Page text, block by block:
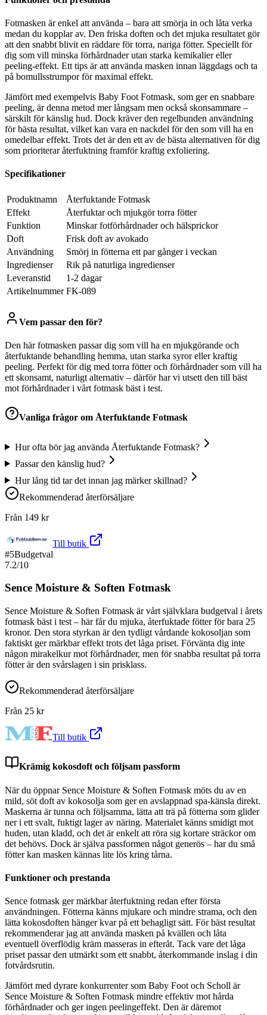
Fotmasken är enkel att använda – bara att smörja in och låta verka
medan du kopplar av. Den friska doften och det mjuka resultatet gör
att den snabbt blivit en räddare för torra, nariga fötter. Speciellt för
dig som vill minska förhårdnader utan starka kemikalier eller
peeling-effekt. Ett tips är att använda masken innan läggdags och ta
på bomullsstrumpor för maximal effekt.
Jämfört med exempelvis Baby Foot Fotmask, som ger en snabbare
peeling, är denna metod mer långsam men också skonsammare –
särskilt för känslig hud. Dock kräver den regelbunden användning
för bästa resultat, vilket kan vara en nackdel för den som vill ha en
omedelbar effekt. Trots det är den ett av de bästa alternativen för dig
som prioriterar återfuktning framför kraftig exfoliering.
Specifikationer
Produktnamn
Återfuktande Fotmask
Effekt
Återfuktar och mjukgör torra fötter
Funktion
Minskar fotförhårdnader och hälsprickor
Doft
Frisk doft av avokado
Användning
Smörj in fötterna ett par gånger i veckan
Ingredienser
Rik på naturliga ingredienser
Leveranstid
1-2 dagar
Artikelnummer FK-089
Vem passar den för?
Den här fotmasken passar dig som vill ha en mjukgörande och
återfuktande behandling hemma, utan starka syror eller kraftig
peeling. Perfekt för dig med torra fötter och förhårdnader som vill ha
ett skonsamt, naturligt alternativ – därför har vi utsett den till bäst
mot förhårdnader i vårt fotmask bäst i test.
Vanliga frågor om Återfuktande Fotmask
Hur ofta bör jag använda Återfuktande Fotmask?
Passar den känslig hud?
Hur lång tid tar det innan jag märker skillnad?
Rekommenderad återförsäljare
Från 149 kr
Till butik
#5Budgetval
7.2/10
Sence Moisture & Soften Fotmask
Sence Moisture & Soften Fotmask är vårt självklara budgetval i årets
fotmask bäst i test – här får du mjuka, återfuktade fötter för bara 25
kronor. Den stora styrkan är den tydligt vårdande kokosoljan som
faktiskt ger märkbar effekt trots det låga priset. Förvänta dig inte
någon mirakelkur mot förhårdnader, men för snabba resultat på torra
fötter är den svårslagen i sin prisklass.
Rekommenderad återförsäljare
Från 25 kr
Till butik
Krämig kokosdoft och följsam passform
När du öppnar Sence Moisture & Soften Fotmask möts du av en
mild, söt doft av kokosolja som ger en avslappnad spa-känsla direkt.
Maskerna är tunna och följsamma, lätta att trä på fötterna som glider
ner i ett svalt, fuktigt lager av näring. Materialet känns smidigt mot
huden, utan kladd, och det är enkelt att röra sig kortare sträckor om
det behövs. Dock är själva passformen något generös – har du små
fötter kan masken kännas lite lös kring tårna.
Funktioner och prestanda
Sence fotmask ger märkbar återfuktning redan efter första
användningen. Fötterna känns mjukare och mindre strama, och den
lätta kokosdoften hänger kvar på ett behagligt sätt. För bäst resultat
rekommenderar jag att använda masken på kvällen och låta
eventuell överflödig kräm masseras in efteråt. Tack vare det låga
priset passar den utmärkt som ett snabbt, återkommande inslag i din
fotvårdsrutin.
Jämfört med dyrare konkurrenter som Baby Foot och Scholl är
Sence Moisture & Soften Fotmask mindre effektiv mot hårda
förhårdnader och ger ingen peelingeffekt. Den är däremot